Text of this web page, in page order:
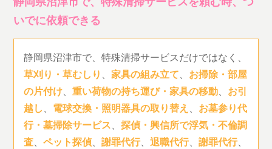
いでに依頼できる
静岡県沼津市で、特殊清掃サービスだけではなく、
草刈り・草むしり 、家具の組み立て、 お掃除・部屋
の片付け、重い荷物の持ち運び・家具の移動、 お引
越し、 電球交換・照明器具の取り替え 、 お墓参り代
行・墓掃除サービス、探偵・興信所で浮気・不倫調
査、ペット探偵、謝罪代行、退職代行、謝罪代行、